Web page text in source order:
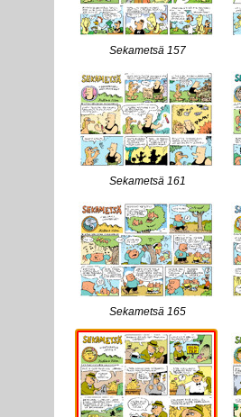
Sekametsä 157
Sekametsä 161
Sekametsä 165